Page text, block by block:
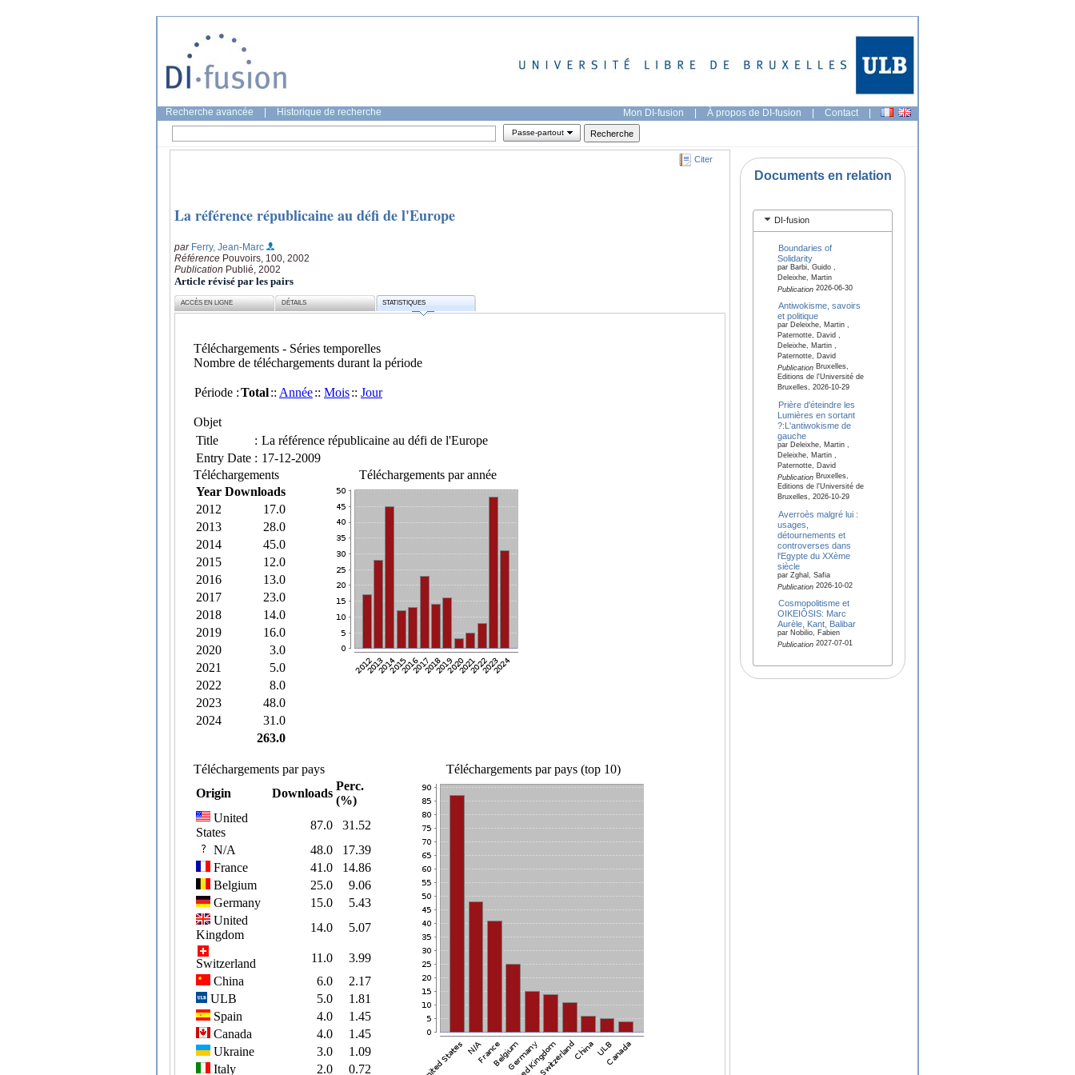
Recherche avancée Historique de recherche Mon DI-fusion | À propos de DI-fusion | Contact |
Passe-partout
Citer
La référence républicaine au défi de l'Europe
par Ferry, Jean-Marc
Référence Pouvoirs, 100, 2002
Publication Publié, 2002
Article révisé par les pairs
ACCÈS EN LIGNE DÉTAILS STATISTIQUES
Documents en relation
DI-fusion
Boundaries of
Solidarity
par Barbi, Guido ,
Deleixhe, Martin
Publication2026-06-30
Antiwokisme, savoirs
et politique
par Deleixhe, Martin ,
Paternotte, David ,
Deleixhe, Martin ,
Paternotte, David
PublicationBruxelles,
Editions de l'Université de
Bruxelles, 2026-10-29
Prière d'éteindre les
Lumières en sortant
?:L'antiwokisme de
gauche
par Deleixhe, Martin ,
Deleixhe, Martin ,
Paternotte, David
PublicationBruxelles,
Editions de l'Université de
Bruxelles, 2026-10-29
Averroès malgré lui :
usages,
détournements et
controverses dans
l'Egypte du XXème
siècle
par Zghal, Safia
Publication2026-10-02
Cosmopolitisme et
OIKEIÔSIS: Marc
Aurèle, Kant, Balibar
par Nobilio, Fabien
Publication2027-07-01